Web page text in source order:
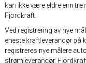
kan ikke være eldre enn
Fjordkraft.
Ved registrering av nye
eneste kraftleverandør på
registreres nye målere
strømleverandør.